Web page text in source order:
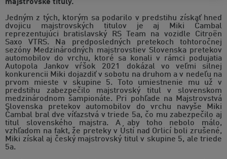
majstrovské tituly.
Jedným z tých, ktorým sa podarilo v predstihu získať hneď
dvojicu majstrovských titulov je aj Miki Čambal
reprezentujúci bratislavský RS Team na vozidle Citroën
Saxo VTRS. Na predposledných pretekoch tohtoročnej
sezóny Medzinárodných majstrovstiev Slovenska pretekov
automobilov do vrchu, ktoré sa konali v rámci podujatia
Autopola Jankov vŕšok 2021 dokázal vo veľmi silnej
konkurencii Miki dojazdiť v sobotu na druhom a v nedeľu na
prvom mieste v skupine 5. Toto umiestnenie mu už v
predstihu zabezpečilo majstrovský titul v slovenskom
medzinárodnom šampionáte. Pri pohľade na Majstrovstvá
Slovenska pretekov automobilov do vrchu navyše Miki
Čambal bral dve víťazstvá v triede 5a, čo mu zabezpečilo aj
titul slovenského majstra. A aby toho nebolo málo,
vzhľadom na fakt, že preteky v Ústí nad Orlicí boli zrušené,
Miki získal aj český majstrovský titul v skupine 5, ale triede
5a.